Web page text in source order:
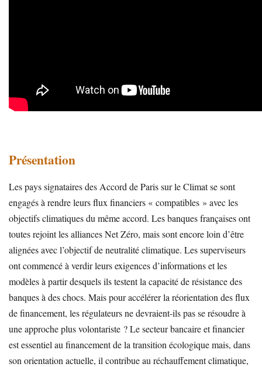
Présentation
Les pays signataires des Accord de Paris sur le Climat se sont
engagés à rendre leurs flux financiers « compatibles » avec les
objectifs climatiques du même accord. Les banques françaises ont
toutes rejoint les alliances Net Zéro, mais sont encore loin d’être
alignées avec l’objectif de neutralité climatique. Les superviseurs
ont commencé à verdir leurs exigences d’informations et les
modèles à partir desquels ils testent la capacité de résistance des
banques à des chocs. Mais pour accélérer la réorientation des flux
de financement, les régulateurs ne devraient-ils pas se résoudre à
une approche plus volontariste ? Le secteur bancaire et financier
est essentiel au financement de la transition écologique mais, dans
son orientation actuelle, il contribue au réchauffement climatique,